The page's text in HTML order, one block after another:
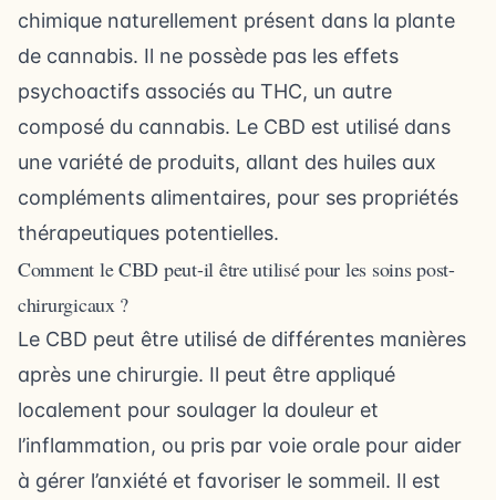
chimique naturellement présent dans la plante
de cannabis. Il ne possède pas les effets
psychoactifs associés au THC, un autre
composé du cannabis. Le CBD est utilisé dans
une variété de produits, allant des huiles aux
compléments alimentaires, pour ses propriétés
thérapeutiques potentielles.
Comment le CBD peut-il être utilisé pour les soins post-
chirurgicaux ?
Le CBD peut être utilisé de différentes manières
après une chirurgie. Il peut être appliqué
localement pour soulager la douleur et
l’inflammation, ou pris par voie orale pour aider
à gérer l’anxiété et favoriser le sommeil. Il est